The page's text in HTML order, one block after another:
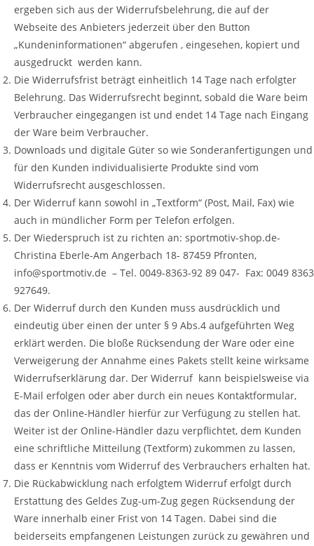
ergeben sich aus der Widerrufsbelehrung, die auf der
Webseite des Anbieters jederzeit über den Button
„Kundeninformationen“ abgerufen , eingesehen, kopiert und
ausgedruckt werden kann.
Die Widerrufsfrist beträgt einheitlich 14 Tage nach erfolgter
Belehrung. Das Widerrufsrecht beginnt, sobald die Ware beim
Verbraucher eingegangen ist und endet 14 Tage nach Eingang
der Ware beim Verbraucher.
Downloads und digitale Güter so wie Sonderanfertigungen und
für den Kunden individualisierte Produkte sind vom
Widerrufsrecht ausgeschlossen.
Der Widerruf kann sowohl in „Textform“ (Post, Mail, Fax) wie
auch in mündlicher Form per Telefon erfolgen.
Der Wiederspruch ist zu richten an: sportmotiv-shop.de-
Christina Eberle-Am Angerbach 18- 87459 Pfronten,
info@sportmotiv.de – Tel. 0049-8363-92 89 047- Fax: 0049 8363
927649.
Der Widerruf durch den Kunden muss ausdrücklich und
eindeutig über einen der unter § 9 Abs.4 aufgeführten Weg
erklärt werden. Die bloße Rücksendung der Ware oder eine
Verweigerung der Annahme eines Pakets stellt keine wirksame
Widerrufserklärung dar. Der Widerruf kann beispielsweise via
E-Mail erfolgen oder aber durch ein neues Kontaktformular,
das der Online-Händler hierfür zur Verfügung zu stellen hat.
Weiter ist der Online-Händler dazu verpflichtet, dem Kunden
eine schriftliche Mitteilung (Textform) zukommen zu lassen,
dass er Kenntnis vom Widerruf des Verbrauchers erhalten hat.
Die Rückabwicklung nach erfolgtem Widerruf erfolgt durch
Erstattung des Geldes Zug-um-Zug gegen Rücksendung der
Ware innerhalb einer Frist von 14 Tagen. Dabei sind die
beiderseits empfangenen Leistungen zurück zu gewähren und